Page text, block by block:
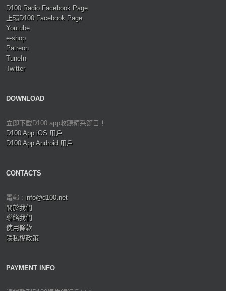
D100 Radio Facebook Page
上環D100 Facebook Page
Youtube
e-shop
Patreon
TuneIn
Twitter
DOWNLOAD
立即下載D100 app收聽精采節目！
D100 App iOS 用戶
D100 App Android 用戶
CONTACTS
電郵 : info@d100.net
關於我們
聯絡我們
使用條款
隱私權政策
PAYMENT INFO